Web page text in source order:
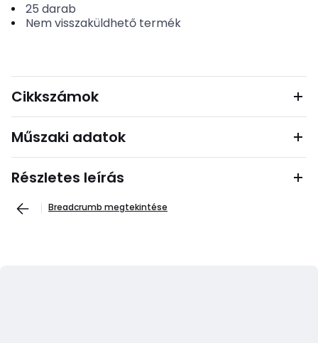
25 darab
Nem visszaküldhető termék
Cikkszámok
Műszaki adatok
Részletes leírás
Breadcrumb megtekintése